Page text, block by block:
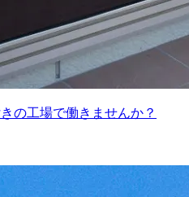
の工場で働きませんか？